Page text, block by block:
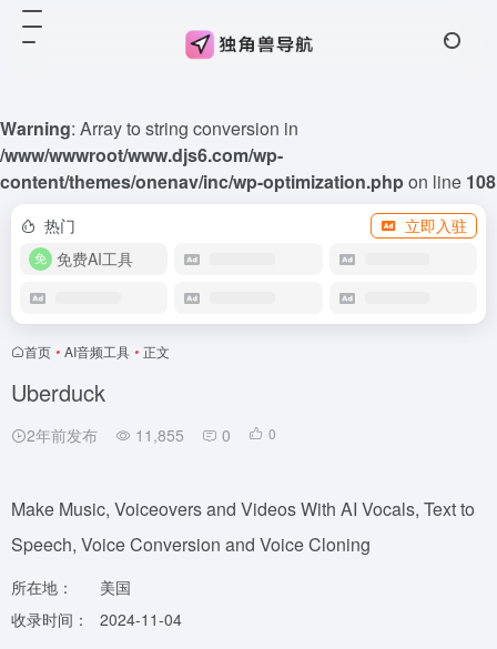
Warning: Array to string conversion in
/www/wwwroot/www.djs6.com/wp-
content/themes/onenav/inc/wp-optimization.phpon line 108
热门
立即入驻
免费AI工具
首页 • AI音频工具 • 正文
Uberduck
2年前发布 11,855 0 0
Make Music, Voiceovers and Videos With AI Vocals, Text to
Speech, Voice Conversion and Voice Cloning
所在地：
美国
收录时间：
2024-11-04